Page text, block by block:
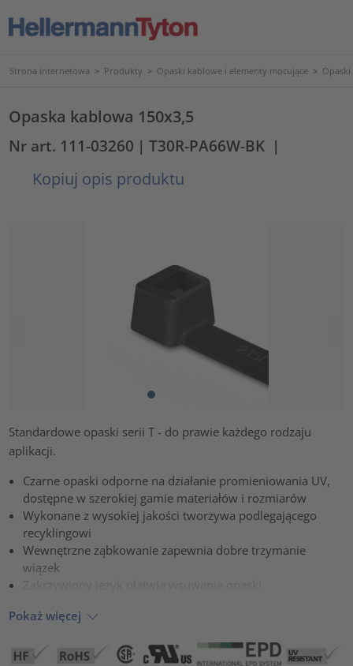
Strona internetowa > Produkty > Opaski kablowe i elementy mocujące >
Opaska kablowa 150x3,5
Nr art. 111-03260 | T30R-PA66W-BK |
Kopiuj opis produktu
Standardowe opaski serii T - do prawie każdego rodzaju
aplikacji.
Czarne opaski odporne na działanie promieniowania UV,
dostępne w szerokiej gamie materiałów i rozmiarów
Wykonane z wysokiej jakości tworzywa podlegającego
recyklingowi
Wewnętrzne ząbkowanie zapewnia dobre trzymanie
wiązek
Pokaż więcej